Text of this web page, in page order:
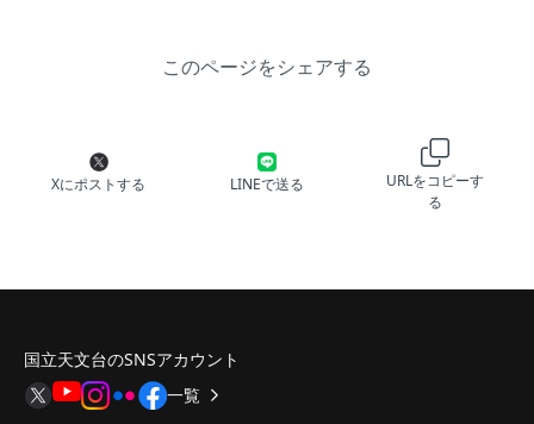
このページをシェアする
Xにポストする LINEで送る
URLをコピーす
る
国立天文台のSNSアカウント
一覧